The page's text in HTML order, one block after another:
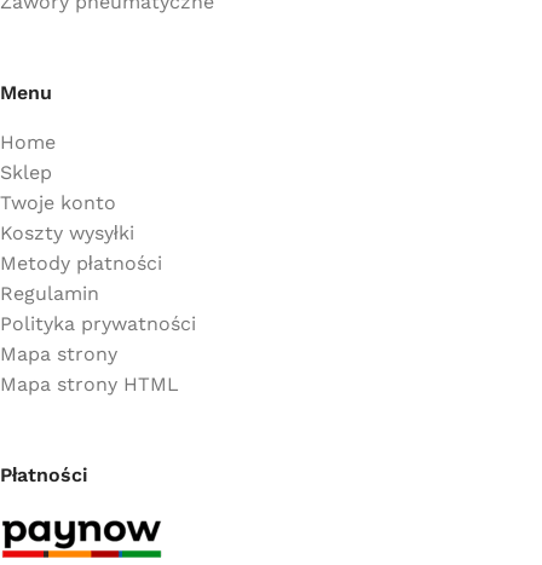
Menu
Home
Sklep
Twoje konto
Koszty wysyłki
Metody płatności
Regulamin
Polityka prywatności
Mapa strony
Mapa strony HTML
Płatności